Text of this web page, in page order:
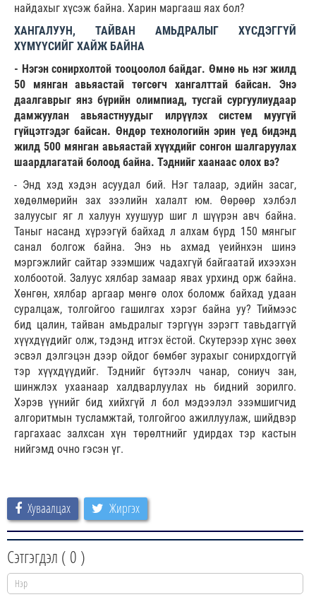
найдахыг хүсэж байна. Харин маргааш яах бол?
ХАНГАЛУУН, ТАЙВАН АМЬДРАЛЫГ ХҮСДЭГГҮЙ
ХҮМҮҮСИЙГ ХАЙЖ БАЙНА
- Нэгэн сонирхолтой тооцоолол байдаг. Өмнө нь нэг жилд
50 мянган авьяастай төгсөгч хангалттай байсан. Энэ
даалгаврыг янз бүрийн олимпиад, тусгай сургуулиудаар
дамжуулан авьяастнуудыг илрүүлэх систем муугүй
гүйцэтгэдэг байсан. Өндөр технологийн эрин үед бидэнд
жилд 500 мянган авьяастай хүүхдийг сонгон шалгаруулах
шаардлагатай болоод байна. Тэднийг хаанаас олох вэ?
- Энд хэд хэдэн асуудал бий. Нэг талаар, эдийн засаг,
хөдөлмөрийн зах зээлийн халалт юм. Өөрөөр хэлбэл
залуусыг яг л халуун хуушуур шиг л шүүрэн авч байна.
Таныг насанд хүрээгүй байхад л алхам бүрд 150 мянгыг
санал болгож байна. Энэ нь ахмад үеийнхэн шинэ
мэргэжлийг сайтар эзэмшиж чадахгүй байгаатай ихээхэн
холбоотой. Залуус хялбар замаар явах урхинд орж байна.
Хөнгөн, хялбар аргаар мөнгө олох боломж байхад удаан
суралцаж, толгойгоо гашилгах хэрэг байна уу? Тиймээс
бид цалин, тайван амьдралыг тэргүүн зэрэгт тавьдаггүй
хүүхдүүдийг олж, тэдэнд итгэх ёстой. Скутерээр хүнс зөөх
эсвэл дэлгэцэн дээр ойдог бөмбөг зурахыг сонирхдоггүй
тэр хүүхдүүдийг. Тэднийг бүтээлч чанар, сониуч зан,
шинжлэх ухаанаар халдварлуулах нь бидний зорилго.
Хэрэв үүнийг бид хийхгүй л бол мэдээлэл эзэмшигчид
алгоритмын тусламжтай, толгойгоо ажиллуулаж, шийдвэр
гаргахаас залхсан хүн төрөлтнийг удирдах тэр кастын
нийгэмд очно гэсэн үг.
Хуваалцах Жиргэх
Сэтгэгдэл ( 0 )